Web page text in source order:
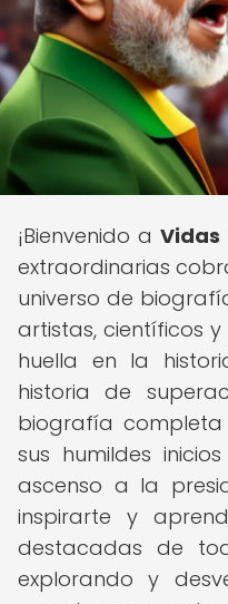
¡Bienvenido a Vidas
extraordinarias
universo de
artistas, científicos
huella en la
historia de
biografía completa
sus humildes
ascenso a la
inspirarte y
destacadas de
explorando y